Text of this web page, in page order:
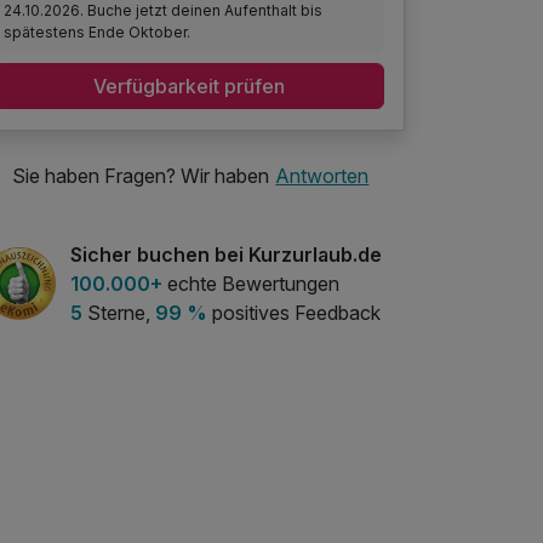
24.10.2026. Buche jetzt deinen Aufenthalt bis
spätestens Ende Oktober.
Verfügbarkeit prüfen
Sie haben Fragen? Wir haben Antworten
Sicher buchen bei Kurzurlaub.de
100.000+ echte Bewertungen
5 Sterne, 99 % positives Feedback